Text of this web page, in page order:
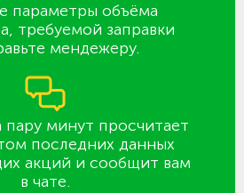
параметры объёма
требуемой заправки
мендежеру.
минут просчитает
последних данных
акций и сообщит вам
в чате.